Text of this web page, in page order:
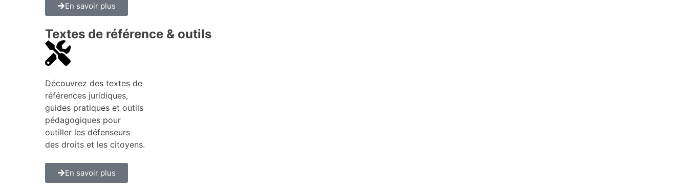
En savoir plus
Textes de référence & outils
Découvrez des textes de
références juridiques,
guides pratiques et outils
pédagogiques pour
outiller les défenseurs
des droits et les citoyens.
En savoir plus